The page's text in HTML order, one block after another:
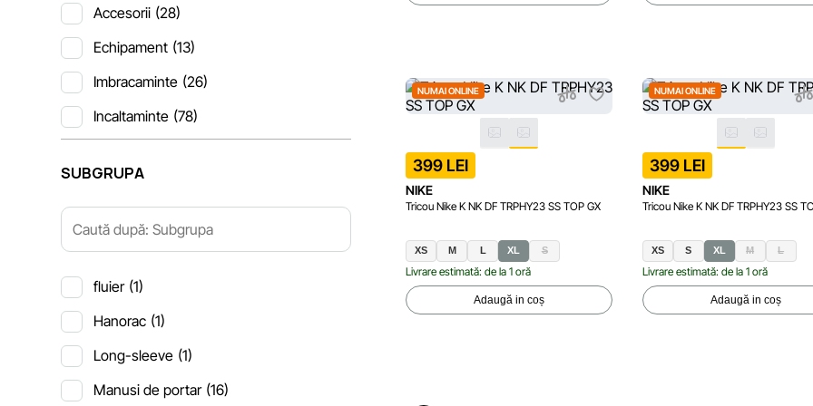
Accesorii (28)
Echipament (13)
Imbracaminte (26)
Incaltaminte (78)
SUBGRUPA
fluier (1)
Hanorac (1)
Long-sleeve (1)
Manusi de portar (16)
NUMAI ONLINE
399 LEI
NIKE
Tricou Nike K NK DF TRPHY23 SS TOP GX
XS M L XL S
Livrare estimată: de la 1 oră
Adaugă in coș
NUMAI ONLINE
399 LEI
NIKE
Tricou Nike K NK DF TRPHY23 SS
XS S XL M L
Livrare estimată: de la 1 oră
Adaugă in coș